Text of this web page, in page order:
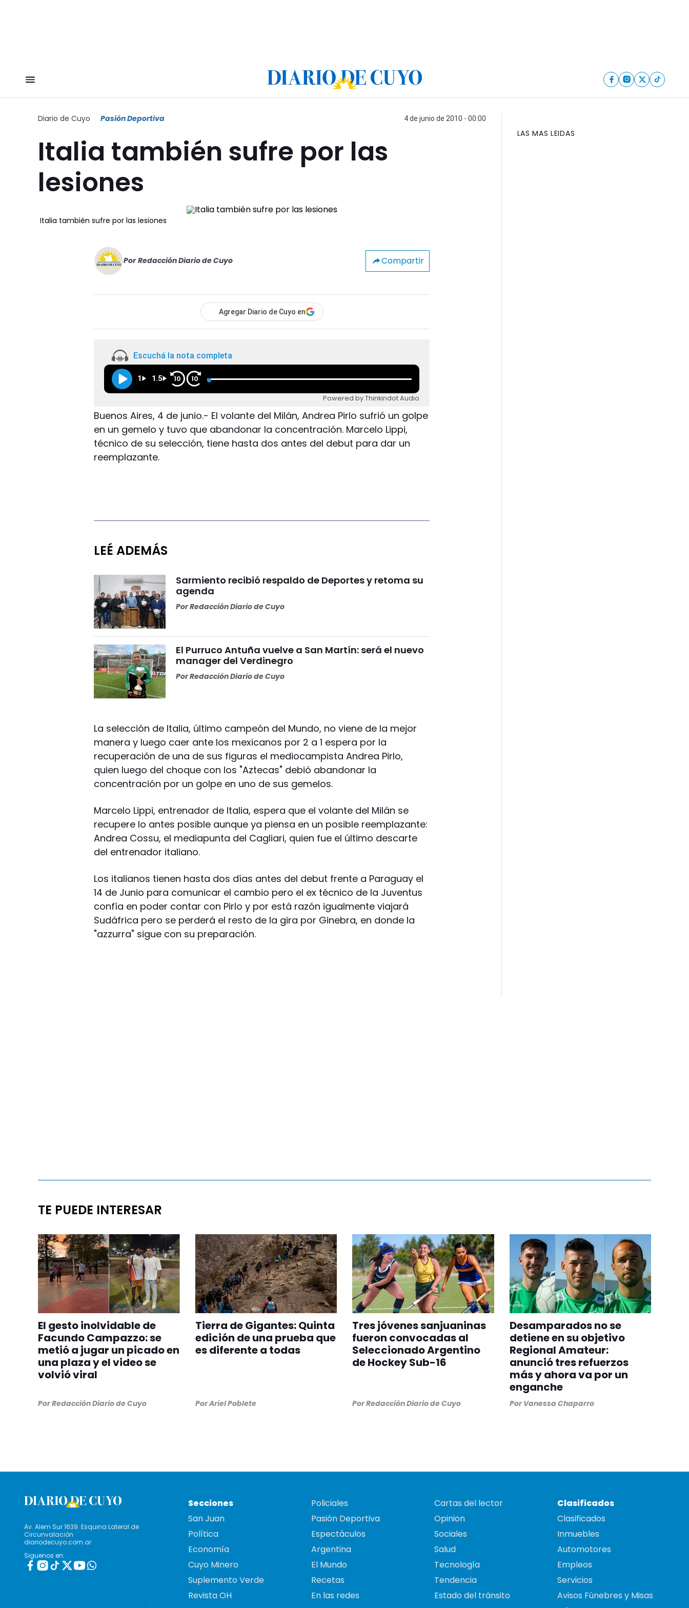
Diario de Cuyo Pasión Deportiva 4 de junio de 2010 - 00:00
Italia también sufre por las
lesiones
Italia también sufre por las lesiones
Por Redacción Diario de Cuyo Compartir
Agregar Diario de Cuyo en
Escuchá la nota completa
1 1.5 10 10
Powered by Thinkindot Audio
Buenos Aires, 4 de junio.- El volante del Milán, Andrea Pirlo sufrió un golpe
en un gemelo y tuvo que abandonar la concentración. Marcelo Lippi,
técnico de su selección, tiene hasta dos antes del debut para dar un
reemplazante.
LEÉ ADEMÁS
Sarmiento recibió respaldo de Deportes y retoma su
agenda
PorRedacción Diario de Cuyo
El Purruco Antuña vuelve a San Martín: será el nuevo
manager del Verdinegro
PorRedacción Diario de Cuyo
La selección de Italia, último campeón del Mundo, no viene de la mejor
manera y luego caer ante los mexicanos por 2 a 1 espera por la
recuperación de una de sus figuras el mediocampista Andrea Pirlo,
quien luego del choque con los "Aztecas" debió abandonar la
concentración por un golpe en uno de sus gemelos.
Marcelo Lippi, entrenador de Italia, espera que el volante del Milán se
recupere lo antes posible aunque ya piensa en un posible reemplazante:
Andrea Cossu, el mediapunta del Cagliari, quien fue el último descarte
del entrenador italiano.
Los italianos tienen hasta dos días antes del debut frente a Paraguay el
14 de Junio para comunicar el cambio pero el ex técnico de la Juventus
confía en poder contar con Pirlo y por está razón igualmente viajará
Sudáfrica pero se perderá el resto de la gira por Ginebra, en donde la
"azzurra" sigue con su preparación.
LAS MAS LEIDAS
TE PUEDE INTERESAR
El gesto inolvidable de
Facundo Campazzo: se
metió a jugar un picado en
una plaza y el video se
volvió viral
PorRedacción Diario de Cuyo
Tierra de Gigantes: Quinta
edición de una prueba que
es diferente a todas
PorAriel Poblete
Tres jóvenes sanjuaninas
fueron convocadas al
Seleccionado Argentino
de Hockey Sub-16
PorRedacción Diario de Cuyo
Desamparados no se
detiene en su objetivo
Regional Amateur:
anunció tres refuerzos
más y ahora va por un
enganche
Por Vanessa Chaparro
Av. Alem Sur 1639. Esquina Lateral de
Circunvalación
diariodecuyo.com.ar
Siguenos en:
Secciones
San Juan
Política
Economía
Cuyo Minero
Suplemento Verde
Revista OH
Policiales
Pasión Deportiva
Espectáculos
Argentina
El Mundo
Recetas
En las redes
Cartas del lector
Opinion
Sociales
Salud
Tecnología
Tendencia
Estado del tránsito
Clasificados
Clasificados
Inmuebles
Automotores
Empleos
Servicios
Avisos Fúnebres y Misas